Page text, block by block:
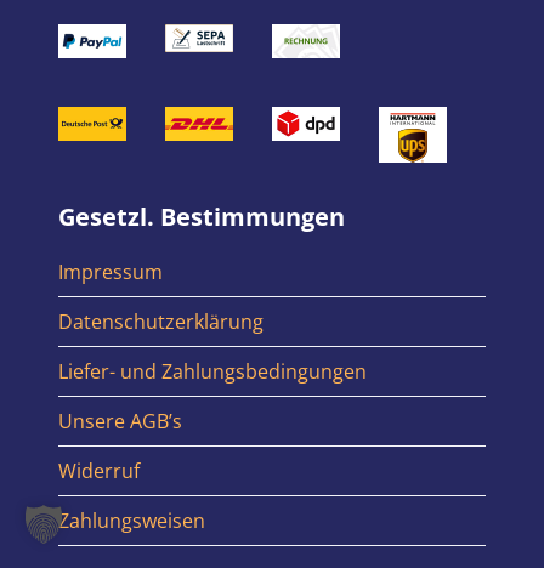
Gesetzl. Bestimmungen
Impressum
Datenschutzerklärung
Liefer- und Zahlungsbedingungen
Unsere AGB’s
Widerruf
Zahlungsweisen